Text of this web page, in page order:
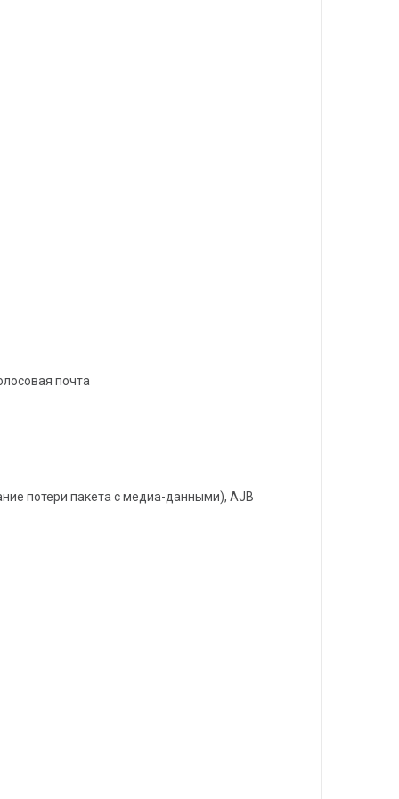
почта
потери пакета с медиа-данными), AJB